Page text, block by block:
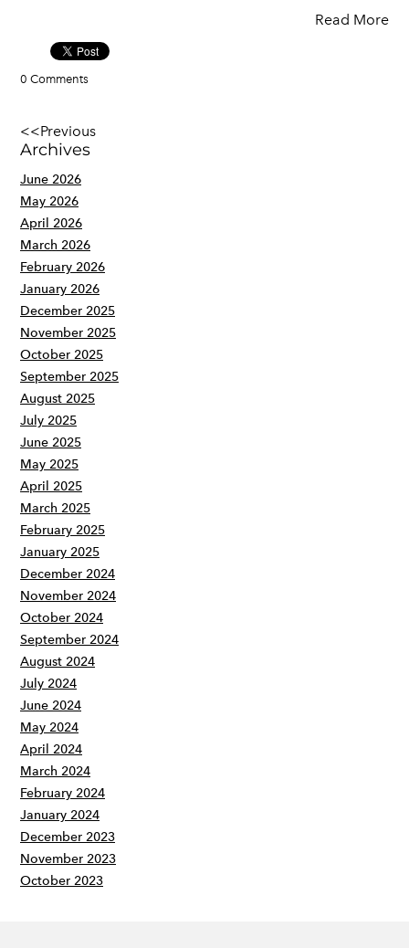
Read More
0 Comments
<<Previous
Archives
June 2026
May 2026
April 2026
March 2026
February 2026
January 2026
December 2025
November 2025
October 2025
September 2025
August 2025
July 2025
June 2025
May 2025
April 2025
March 2025
February 2025
January 2025
December 2024
November 2024
October 2024
September 2024
August 2024
July 2024
June 2024
May 2024
April 2024
March 2024
February 2024
January 2024
December 2023
November 2023
October 2023